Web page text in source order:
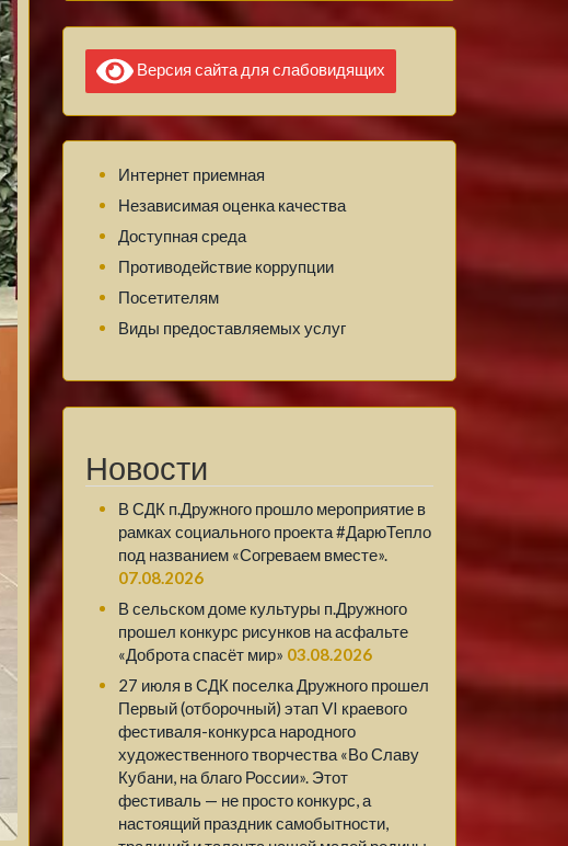
Версия сайта для слабовидящих
Интернет приемная
Независимая оценка качества
Доступная среда
Противодействие коррупции
Посетителям
Виды предоставляемых услуг
Новости
В СДК п.Дружного прошло мероприятие в
рамках социального проекта #ДарюТепло
под названием «Согреваем вместе».
07.08.2026
В сельском доме культуры п.Дружного
прошел конкурс рисунков на асфальте
«Доброта спасёт мир» 03.08.2026
27 июля в СДК поселка Дружного прошел
Первый (отборочный) этап VI краевого
фестиваля-конкурса народного
художественного творчества «Во Славу
Кубани, на благо России». Этот
фестиваль — не просто конкурс, а
настоящий праздник самобытности,